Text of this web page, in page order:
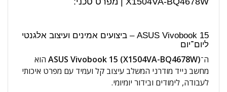
ASUS Vivobook 15 – ביצועים אמינים ועיצוב אלגנטי
ליום־יום
ה־ASUS Vivobook 15 (X1504VA-BQ4678W) הוא
מחשב נייד מודרני המשלב עיצוב קל ועמיד עם מפרט איכותי
לעבודה, לימודים ובידור יומיומי.